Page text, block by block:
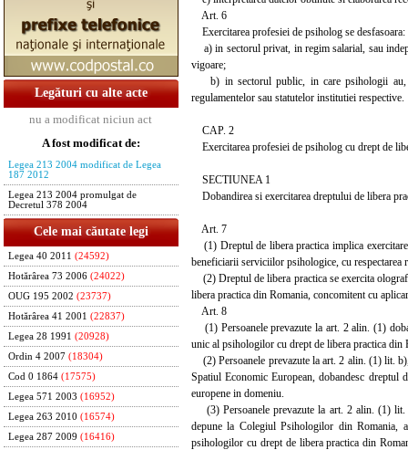
Legături cu alte acte
nu a modificat niciun act
A fost modificat de:
Legea 213 2004 modificat de Legea
187 2012
Legea 213 2004 promulgat de
Decretul 378 2004
Cele mai căutate legi
Legea 40 2011 (24592)
Hotărârea 73 2006 (24022)
OUG 195 2002 (23737)
Hotărârea 41 2001 (22837)
Legea 28 1991 (20928)
Ordin 4 2007 (18304)
Cod 0 1864 (17575)
Legea 571 2003 (16952)
Legea 263 2010 (16574)
Legea 287 2009 (16416)
Art. 6
Exercitarea profesiei de psiholog se desfasoara:
a) in sectorul privat, in regim salarial, sau
vigoare;
b) in sectorul public, in care psihologii au,
regulamentelor sau statutelor institutiei respective.
CAP. 2
Exercitarea profesiei de psiholog cu drept de
SECTIUNEA 1
Dobandirea si exercitarea dreptului de libera
Art. 7
(1) Dreptul de libera practica implica
beneficiarii serviciilor psihologice, cu respectarea
(2) Dreptul de libera practica se exercita
libera practica din Romania, concomitent cu
Art. 8
(1) Persoanele prevazute la art. 2 alin. (1)
unic al psihologilor cu drept de libera practica din
(2) Persoanele prevazute la art. 2 alin. (1) lit.
Spatiul Economic European, dobandesc
europene in domeniu.
(3) Persoanele prevazute la art. 2 alin. (1) lit.
depune la Colegiul Psihologilor din Romania,
psihologilor cu drept de libera practica din